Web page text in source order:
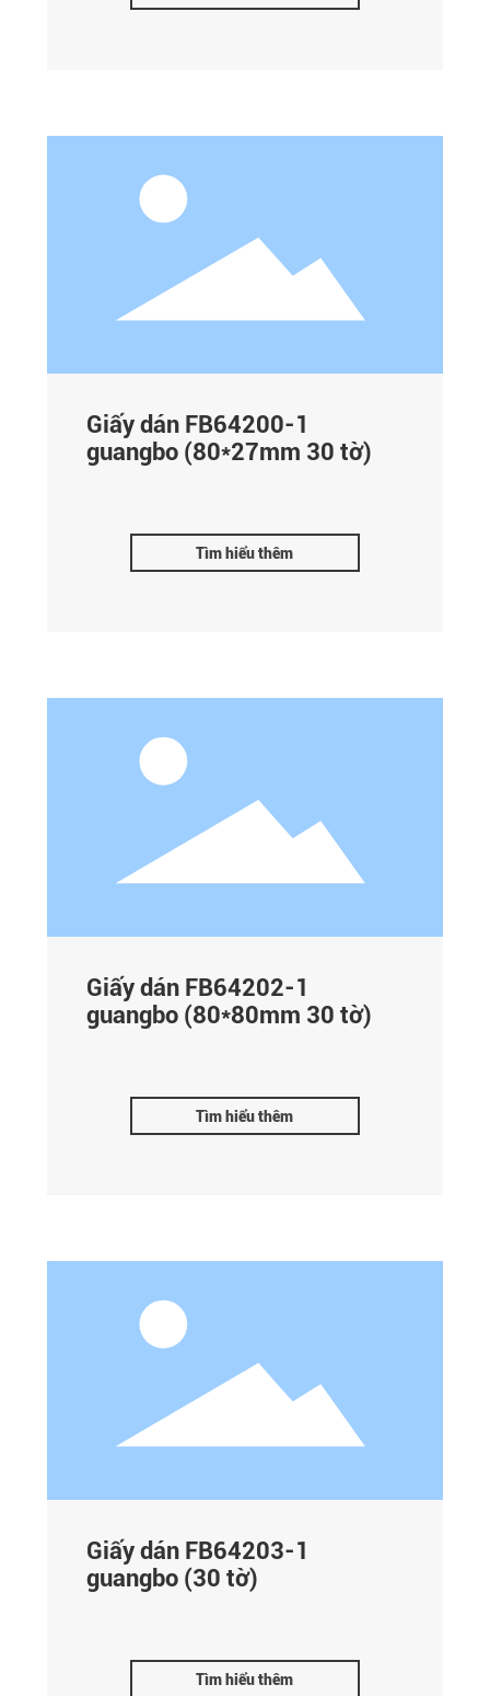
Giấy dán FB64200-1
guangbo (80*27mm 30 tờ)
Tìm hiểu thêm
Giấy dán FB64202-1
guangbo (80*80mm 30 tờ)
Tìm hiểu thêm
Giấy dán FB64203-1
guangbo (30 tờ)
Tìm hiểu thêm